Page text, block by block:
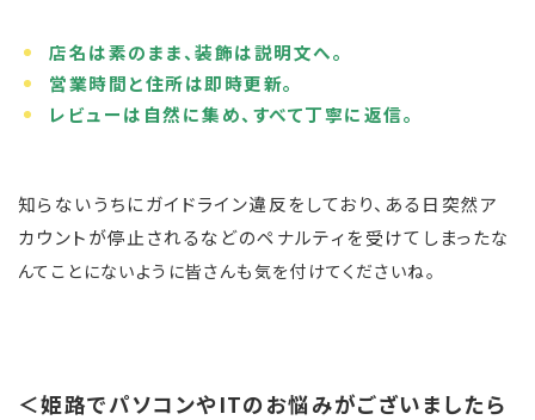
店名は素のまま、装飾は説明文へ。
営業時間と住所は即時更新。
レビューは自然に集め、すべて丁寧に返信。
知らないうちにガイドライン違反をしており、ある日突然ア
カウントが停止されるなどのペナルティを受けてしまったな
んてことにないように皆さんも気を付けてくださいね。
＜姫路でパソコンやITのお悩みがございましたら